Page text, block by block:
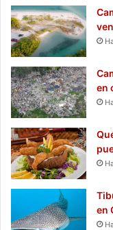
en
en